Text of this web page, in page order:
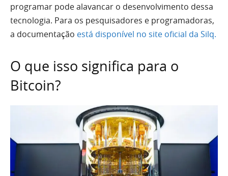
programar pode alavancar o desenvolvimento dessa
tecnologia. Para os pesquisadores e programadoras,
a documentação está disponível no site oficial da Silq.
O que isso significa para o
Bitcoin?